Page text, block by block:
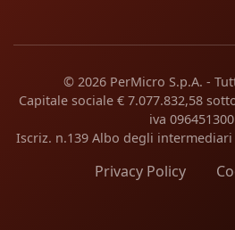
© 2026 PerMicro S.p.A. -
Capitale sociale € 7.077.832,58
iva
Iscriz. n.139 Albo degli
Privacy Policy